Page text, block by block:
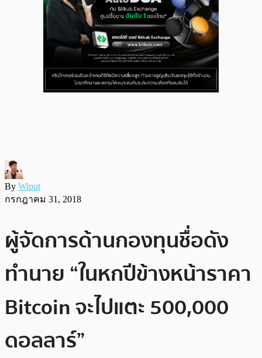
By Wiput
กรกฎาคม 31, 2018
ผู้จัดการด้านกองทุนชื่อดัง
ทำนาย “ในหกปีข้างหน้าราคา
Bitcoin จะไปแตะ 500,000
ดอลลาร์”